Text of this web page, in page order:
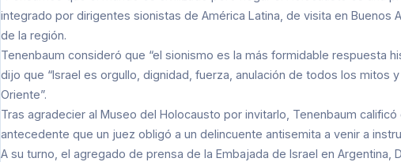
integrado por dirigentes sionistas de América Latina, de visita en Buenos
de la región.
Tenenbaum consideró que “el sionismo es la más formidable respuesta
dijo que “Israel es orgullo, dignidad, fuerza, anulación de todos los mitos
Oriente”.
Tras agradecier al Museo del Holocausto por invitarlo, Tenenbaum
antecedente que un juez obligó a un delincuente antisemita a venir a
A su turno, el agregado de prensa de la Embajada de Israel en Argentina,